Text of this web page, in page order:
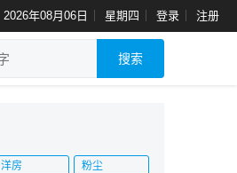
2026年08月06日 星期四 登录 注册
搜索
洋房 粉尘